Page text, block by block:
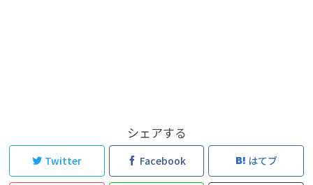
シェアする
Twitter Facebook はてブ